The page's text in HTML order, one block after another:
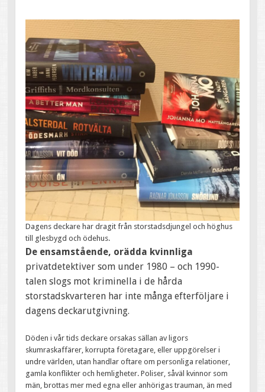
Dagens deckare har dragit från storstadsdjungel och höghus
till glesbygd och ödehus.
De ensamstående, orädda kvinnliga
privatdetektiver som under 1980 – och 1990-
talen slogs mot kriminella i de hårda
storstadskvarteren har inte många efterföljare i
dagens deckarutgivning.
Döden i vår tids deckare orsakas sällan av ligors
skumraskaffärer, korrupta företagare, eller uppgörelser i
undre världen, utan handlar oftare om personliga relationer,
gamla konflikter och hemligheter. Poliser, såväl kvinnor som
män, brottas mer med egna eller anhörigas trauman, än med